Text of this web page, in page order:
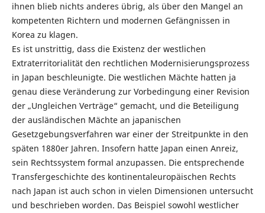
ihnen blieb nichts anderes übrig, als über den Mangel an
kompetenten Richtern und modernen Gefängnissen in
Korea zu klagen.
Es ist unstrittig, dass die Existenz der westlichen
Extraterritorialität den rechtlichen Modernisierungsprozess
in Japan beschleunigte. Die westlichen Mächte hatten ja
genau diese Veränderung zur Vorbedingung einer Revision
der „Ungleichen Verträge“ gemacht, und die Beteiligung
der ausländischen Mächte an japanischen
Gesetzgebungsverfahren war einer der Streitpunkte in den
späten 1880er Jahren. Insofern hatte Japan einen Anreiz,
sein Rechtssystem formal anzupassen. Die entsprechende
Transfergeschichte des kontinentaleuropäischen Rechts
nach Japan ist auch schon in vielen Dimensionen untersucht
und beschrieben worden. Das Beispiel sowohl westlicher